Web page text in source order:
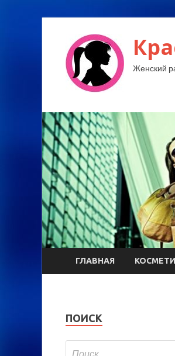
Женский
ГЛАВНАЯ
ПОИСК